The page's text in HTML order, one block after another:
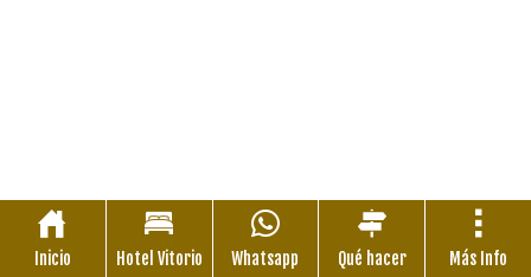
Inicio Hotel Vitorio Whatsapp Qué hacer Más Info